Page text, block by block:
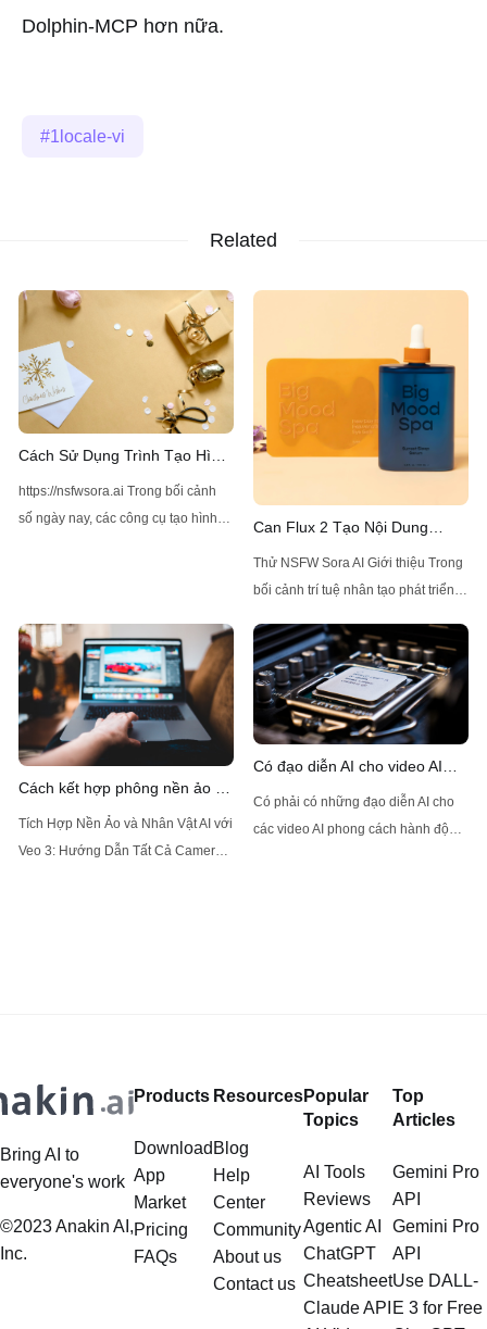
Dolphin-MCP hơn nữa.
1locale-vi
Related
Cách Sử Dụng Trình Tạo Hình
Ảnh Z-Image AI Không Bị Giới
Hạn
https://nsfwsora.ai Trong bối cảnh
số ngày nay, các công cụ tạo hình
đa dạng. Một trong những giải pháp
hàng đầu hiện có là Z-Image AI,
Can Flux 2 Tạo Nội Dung
NSFW Mà Không Bị Giới Hạn
Thử NSFW Sora AI Giới thiệu Trong
bối cảnh trí tuệ nhân tạo phát triển
sự chú ý nhờ khả năng tạo ra hình
ảnh tiên tiến: Flux 2, được phát triển
bởi Black Forest Labs. Flux 2, người
kế nhiệm của
Cách kết hợp phông nền ảo và
nhân vật AI trong Veo 3?
Tích Hợp Nền Ảo và Nhân Vật AI với
Veo 3: Hướng Dẫn Tất Cả Camera
Có đạo diễn AI cho video AI
theo phong cách live-action
không?
Có phải có những đạo diễn AI cho
các video AI phong cách hành động
Bring AI to
everyone's work
©2023 Anakin AI,
Inc.
Products
Download
App
Market
Pricing
FAQs
Resources
Blog
Help
Center
Community
About us
Contact us
Popular
Topics
AI Tools
Reviews
Agentic AI
ChatGPT
Cheatsheet
Claude API
Top
Articles
Gemini Pro
API
Gemini Pro
API
Use DALL-
E 3 for Free